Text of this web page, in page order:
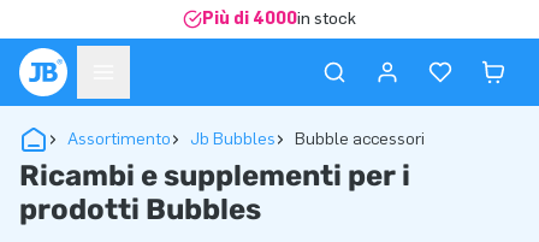
Più di 4000in stock
Assortimento Jb Bubbles Bubble accessori
Ricambi e supplementi per i
prodotti Bubbles